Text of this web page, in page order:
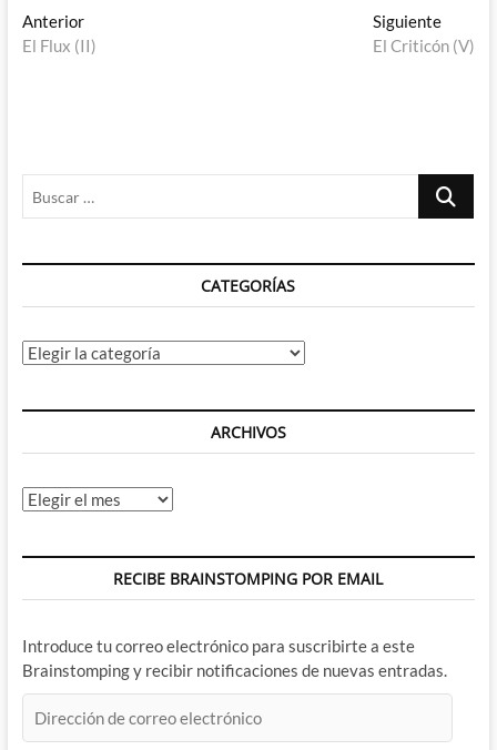
Navegación
de
AnteriorEntrada
anterior:
El Flux (II)
Siguiente
El Criticón (V)
Buscar
CATEGORÍAS
Categorías
ARCHIVOS
Archivos
RECIBE BRAINSTOMPING POR EMAIL
Introduce tu correo electrónico para suscribirte a este
Brainstomping y recibir notificaciones de nuevas entradas.
de